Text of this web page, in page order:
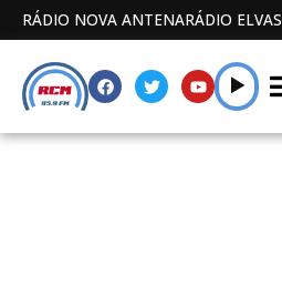
RÁDIO NOVA ANTENARÁDIO ELVAS